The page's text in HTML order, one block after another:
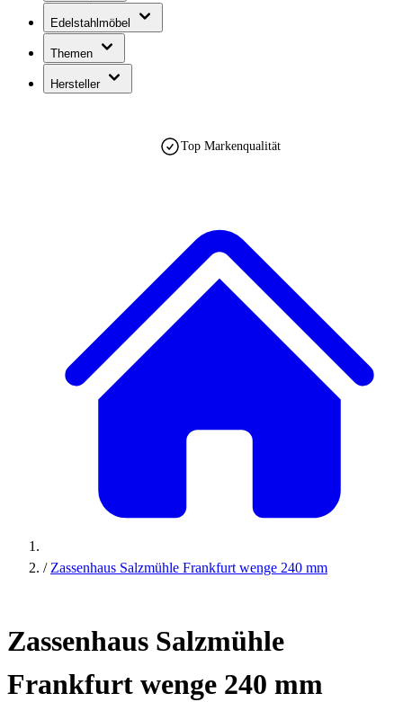
Edelstahlmöbel
Themen
Hersteller
Top Markenqualität
est. 1990
/ Zassenhaus Salzmühle Frankfurt wenge 240 mm
Zassenhaus Salzmühle
Frankfurt wenge 240 mm